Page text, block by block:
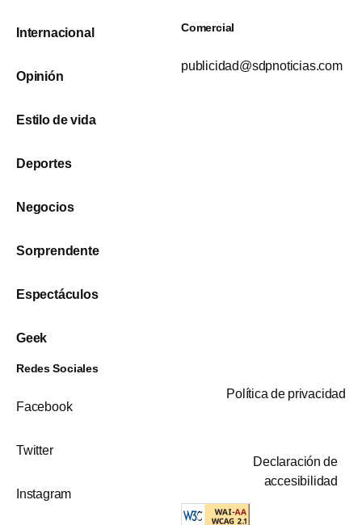
Internacional
Opinión
Estilo de vida
Deportes
Negocios
Sorprendente
Espectáculos
Geek
Comercial
publicidad@sdpnoticias.com
Redes Sociales
Facebook
Twitter
Instagram
Política de privacidad
Declaración de
accesibilidad